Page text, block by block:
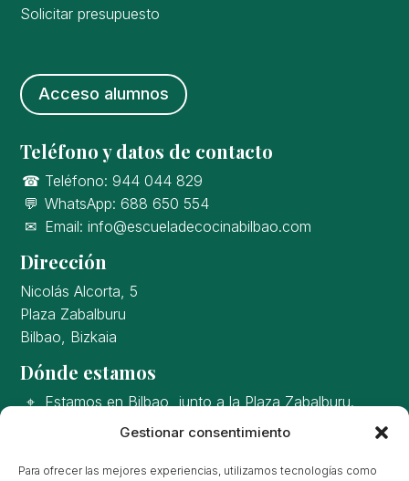
Gestionar consentimiento
Para ofrecer las mejores experiencias, utilizamos tecnologías como
Solicitar presupuesto
Acceso alumnos
Teléfono y datos de contacto
☎ Teléfono: 944 044 829
💬 WhatsApp: 688 650 554
✉ Email: info@escueladecocinabilbao.com
Dirección
Nicolás Alcorta, 5
Plaza Zabalburu
Bilbao, Bizkaia
Dónde estamos
⌖ Estamos en Bilbao, junto a la Plaza Zabalburu.